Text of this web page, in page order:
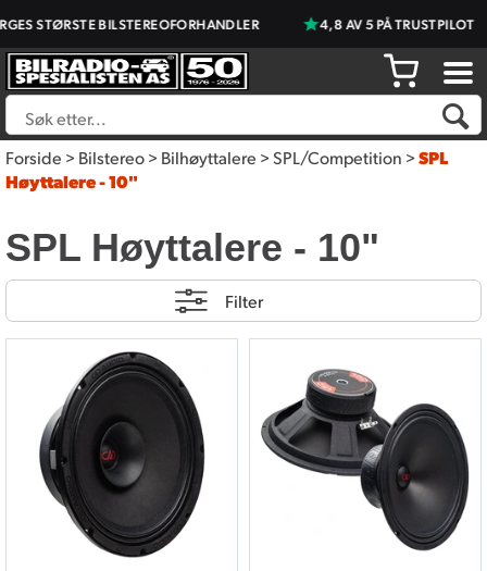
STØRSTE BILSTEREOFORHANDLER 4,8 AV 5 PÅ TRUSTPILOT
Forside>Bilstereo>Bilhøyttalere>SPL/Competition>SPL
Høyttalere - 10"
SPL Høyttalere - 10"
Filter